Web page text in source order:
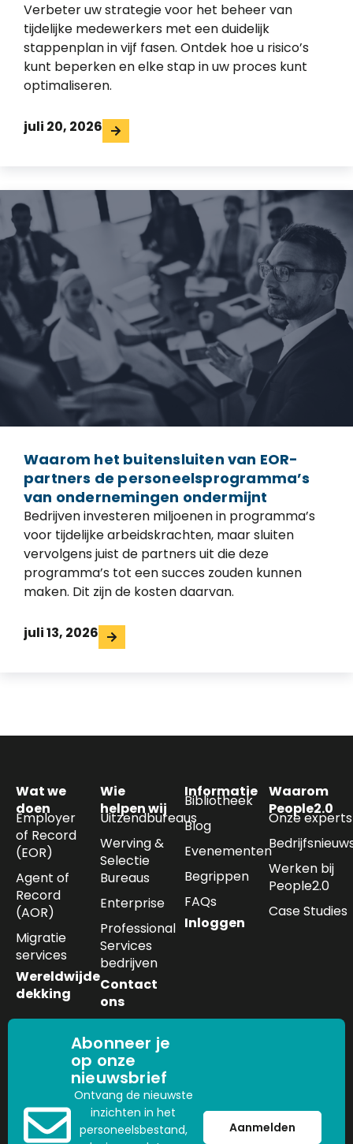
Verbeter uw strategie voor het beheer van
tijdelijke medewerkers met een duidelijk
stappenplan in vijf fasen. Ontdek hoe u risico’s
kunt beperken en elke stap in uw proces kunt
optimaliseren.
juli 20, 2026
Waarom het buitensluiten van EOR-
partners de personeelsprogramma’s
van ondernemingen ondermijnt
Bedrijven investeren miljoenen in programma’s
voor tijdelijke arbeidskrachten, maar sluiten
vervolgens juist de partners uit die deze
programma’s tot een succes zouden kunnen
maken. Dit zijn de kosten daarvan.
juli 13, 2026
Wat we
doen
Employer
of Record
(EOR)
Agent of
Record
(AOR)
Migratie
services
Wereldwijde
dekking
Wie
helpen wij
Uitzendbureaus
Werving &
Selectie
Bureaus
Enterprise
Professional
Services
bedrijven
Contact
ons
Informatie
Bibliotheek
Blog
Evenementen
Begrippen
FAQs
Inloggen
Waarom
People2.0
Onze experts
Werken bij
People2.0
Case Studies
Abonneer je
op onze
nieuwsbrief
Ontvang de nieuwste
inzichten in het
personeelsbestand,
Aanmelden